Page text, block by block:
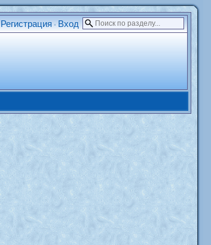
Регистрация • Вход